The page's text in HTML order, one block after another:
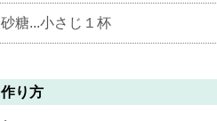
砂糖...小さじ１杯
作り方